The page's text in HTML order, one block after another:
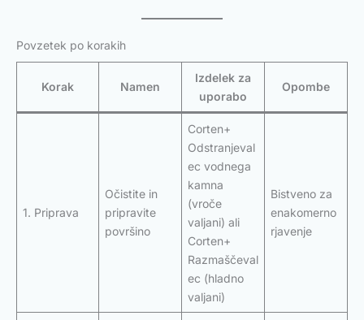
Povzetek po korakih
Korak Namen
Izdelek za
uporabo
Opombe
1. Priprava
Očistite in
pripravite
površino
Corten+
Odstranjeval
ec vodnega
kamna
(vroče
valjani) ali
Corten+
Razmaščeval
ec (hladno
valjani)
Bistveno za
enakomerno
rjavenje